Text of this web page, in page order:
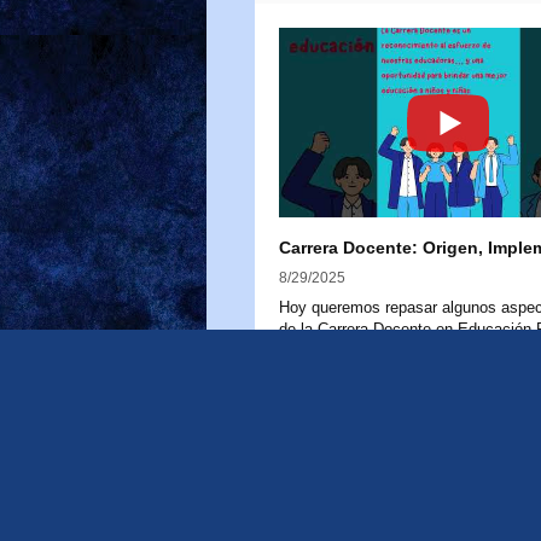
8/29/2025
Hoy queremos repasar algunos
de la Carrera Docente en Educación